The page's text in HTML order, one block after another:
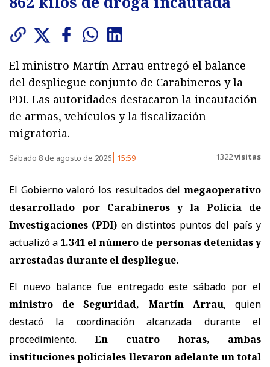
El ministro Martín Arrau entregó el balance
del despliegue conjunto de Carabineros y la
PDI. Las autoridades destacaron la incautación
de armas, vehículos y la fiscalización
migratoria.
Sábado 8 de agosto de 2026 15:59 1322visitas
El Gobierno valoró los resultados del megaoperativo
desarrollado por Carabineros y la Policía de
Investigaciones (PDI) en distintos puntos del país y
actualizó a 1.341 el número de personas detenidas y
arrestadas durante el despliegue.
El nuevo balance fue entregado este sábado por el
ministro de Seguridad, Martín Arrau, quien
destacó la coordinación alcanzada durante el
procedimiento. En cuatro horas, ambas
instituciones policiales llevaron adelante un total